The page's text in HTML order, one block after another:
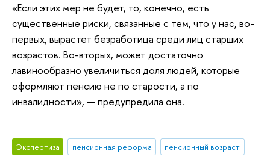
«Если этих мер не будет, то, конечно, есть
существенные риски, связанные с тем, что у нас, во-
первых, вырастет безработица среди лиц старших
возрастов. Во-вторых, может достаточно
лавинообразно увеличиться доля людей, которые
оформляют пенсию не по старости, а по
инвалидности», — предупредила она.
Экспертиза пенсионная реформа пенсионный возраст